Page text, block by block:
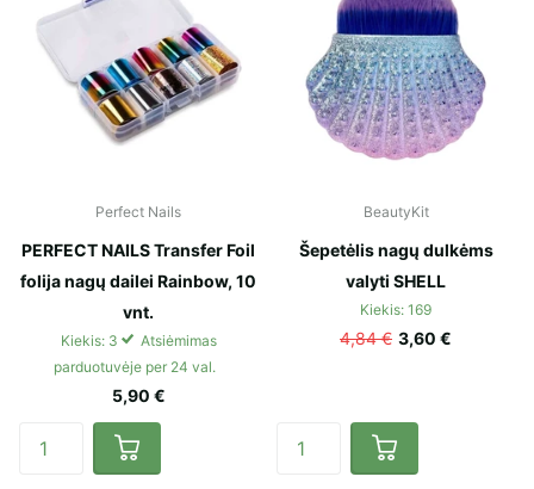
Perfect Nails
PERFECT NAILS Transfer Foil
folija nagų dailei Rainbow, 10
vnt.
Kiekis: 3
Atsiėmimas
parduotuvėje per 24 val.
5,90 €
BeautyKit
Šepetėlis nagų dulkėms
valyti SHELL
Kiekis: 169
4,84 € 3,60 €